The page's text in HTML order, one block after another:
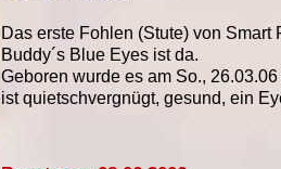
Das erste Fohlen (Stute) von
Buddy´s Blue Eyes ist da.
Geboren wurde es am So.,
ist quietschvergnügt, gesund, ein